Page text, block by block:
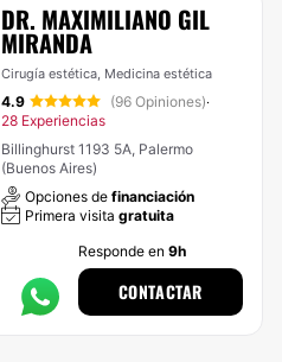
DR. MAXIMILIANO GIL
MIRANDA
Cirugía estética, Medicina estética
4.9 (96 Opiniones)·
28 Experiencias
Billinghurst 1193 5A, Palermo
(Buenos Aires)
Opciones de financiación
Primera visita gratuita
Responde en 9h
CONTACTAR